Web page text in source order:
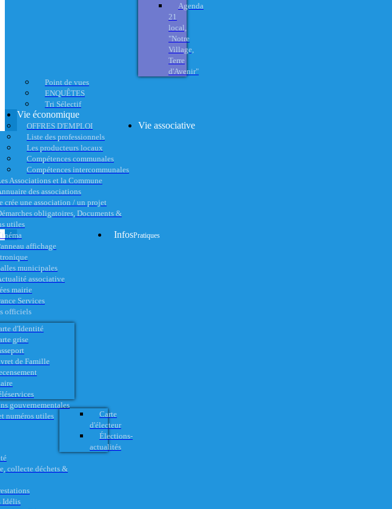
Agenda
21
local,
"Notre
Village,
Terre
d'Avenir"
Point de vues
ENQUÊTES
Tri Sélectif
Vie économique
OFFRES D'EMPLOI
Liste des professionnels
Les producteurs locaux
Compétences communales
Compétences intercommunales
Vie associative
Associations et la Commune
des associations
crée une association / un projet
obligatoires, Documents &
utiles
affichage
municipales
associative
InfosPratiques
mairie
Services
officiels
d'Identité
grise
de Famille
gouvernementales
numéros utiles
Carte
d'électeur
Élections-
actualités
collecte déchets &
Idélis